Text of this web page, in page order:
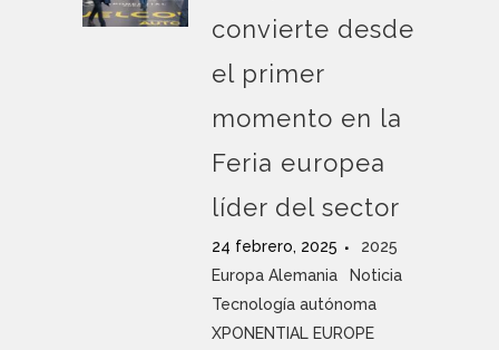
convierte desde
el primer
momento en la
Feria europea
líder del sector
24 febrero, 2025
2025
Europa Alemania
Noticia
Tecnología autónoma
XPONENTIAL EUROPE